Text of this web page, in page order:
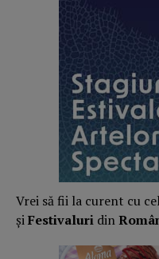
Vrei să fii la curent cu
șiFestivaluri din